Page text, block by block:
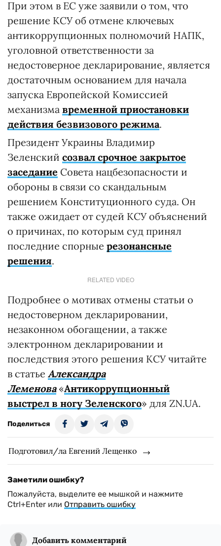
При этом в ЕС уже заявили о том, что
решение КСУ об отмене ключевых
антикоррупционных полномочий НАПК,
уголовной ответственности за
недостоверное декларирование, является
достаточным основанием для начала
запуска Европейской Комиссией
механизма временной приостановки
действия безвизового режима.
Президент Украины Владимир
Зеленский созвал срочное закрытое
заседание Совета нацбезопасности и
обороны в связи со скандальным
решением Конституционного суда. Он
также ожидает от судей КСУ объяснений
о причинах, по которым суд принял
последние спорные резонансные
решения.
RELATED VIDEO
Подробнее о мотивах отмены статьи о
недостоверном декларировании,
незаконном обогащении, а также
электронном декларировании и
последствия этого решения КСУ читайте
в статье Александра
Леменова«Антикоррупционный
выстрел в ногу Зеленского» для ZN.UA.
Поделиться
Подготовил/ла Евгений Лещенко
Заметили ошибку?
Пожалуйста, выделите ее мышкой и нажмите
Ctrl+Enter или Отправить ошибку
Добавить комментарий